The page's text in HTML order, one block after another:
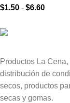
$1.50 - $6.60
Productos La
distribución de
secos, productos
secas y gomas.